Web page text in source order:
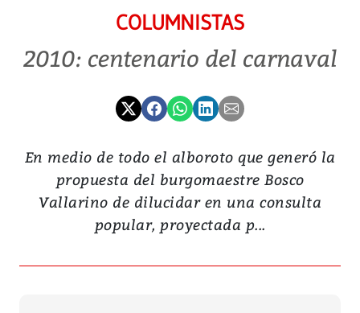
COLUMNISTAS
2010: centenario del carnaval
En medio de todo el alboroto que generó la
propuesta del burgomaestre Bosco
Vallarino de dilucidar en una consulta
popular, proyectada p...